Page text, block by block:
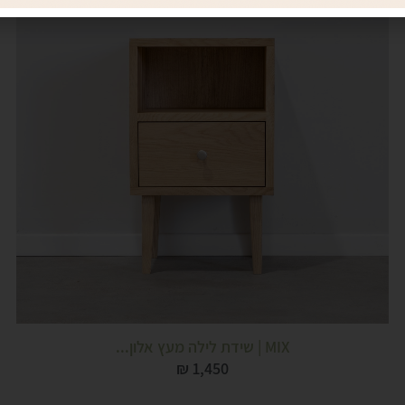
MIX | שידת לילה מעץ אלון...
₪ 1,450